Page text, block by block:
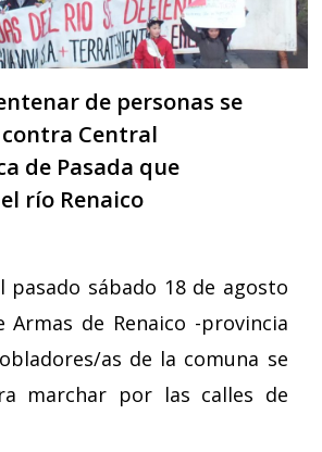
de personas se
Central
de Pasada que
río Renaico
pasado sábado 18 de agosto
Armas de Renaico -provincia
as de la comuna se
marchar por las calles de